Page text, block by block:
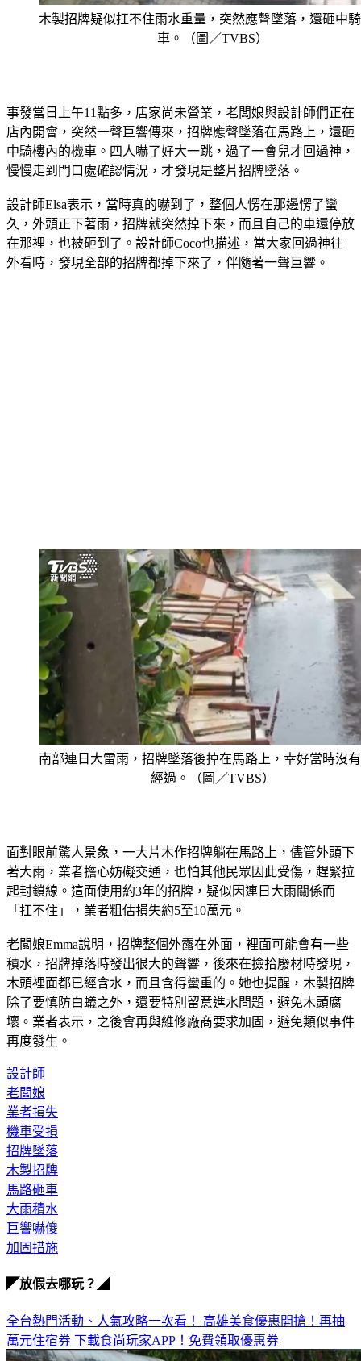
木製招牌疑似扛不住雨水重量，突然應聲墜落，還砸中
事發當日上午11點多，店家尚未營業，老闆娘與設計師們正在
店內開會，突然一聲巨響傳來，招牌應聲墜落在馬路上，還砸
中騎樓內的機車。四人嚇了好大一跳，過了一會兒才回過神，
設計師Elsa表示，當時真的嚇到了，整個人愣在那邊愣了蠻
久，外頭正下著雨，招牌就突然掉下來，而且自己的車還停放
在那裡，也被砸到了。設計師Coco也描述，當大家回過神往
南部連日大雷雨，招牌墜落後掉在馬路上，幸好當時沒
面對眼前驚人景象，一大片木作招牌躺在馬路上，儘管外頭下
著大雨，業者擔心妨礙交通，也怕其他民眾因此受傷，趕緊拉
起封鎖線。這面使用約3年的招牌，疑似因連日大雨關係而
老闆娘Emma說明，招牌整個外露在外面，裡面可能會有一些
積水，招牌掉落時發出很大的聲響，後來在撿拾廢材時發現，
木頭裡面都已經含水，而且含得蠻重的。她也提醒，木製招牌
除了要慎防白蟻之外，還要特別留意進水問題，避免木頭腐
壞。業者表示，之後會再與維修廠商要求加固，避免類似事件
設計師
老闆娘
業者損失
機車受損
招牌墜落
木製招牌
馬路砸車
大雨積水
巨響嚇傻
全台熱門活動、人氣攻略一次看！高雄美食優惠開搶！再抽